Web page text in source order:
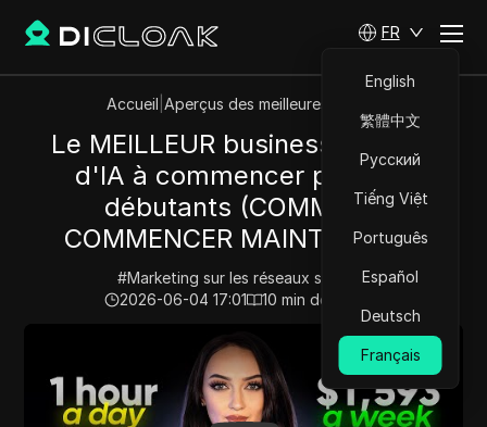
FR
English
繁體中文
Русский
Tiếng Việt
Português
Español
Deutsch
Français
Accueil Aperçus des meilleures vidéos
Le MEILLEUR business en ligne
d'IA à commencer pour les
débutants (COMMENT
COMMENCER MAINTENANT)
#Marketing sur les réseaux sociaux
2026-06-04 17:01
10 min de lecture
Le MEILLEUR business en ligne d'IA à